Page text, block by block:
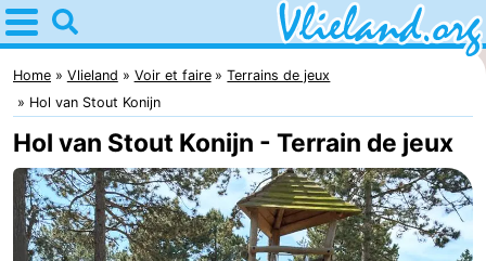
Home
Vlieland
Astuces
Avec
les
Nature
Home Vlieland Voir et faire
Terrains de jeux
Hol van Stout Konijn
Hol van Stout Konijn - Terrain de jeux